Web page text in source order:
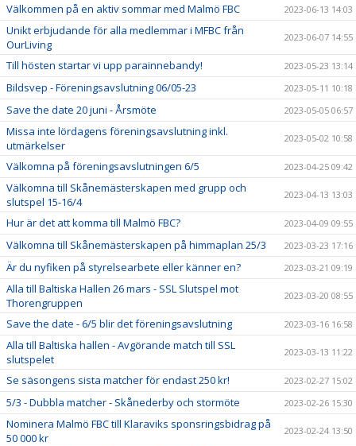
Välkommen på en aktiv sommar med Malmö FBC 2023-06-13 14:03
Unikt erbjudande för alla medlemmar i MFBC från
OurLiving
2023-06-07 14:55
Till hösten startar vi upp parainnebandy! 2023-05-23 13:14
Bildsvep - Föreningsavslutning 06/05-23 2023-05-11 10:18
Save the date 20 juni - Årsmöte 2023-05-05 06:57
Missa inte lördagens föreningsavslutning inkl.
utmärkelser
2023-05-02 10:58
Välkomna på föreningsavslutningen 6/5 2023-04-25 09:42
Välkomna till Skånemästerskapen med grupp och
slutspel 15-16/4
2023-04-13 13:03
Hur är det att komma till Malmö FBC? 2023-04-09 09:55
Välkomna till Skånemästerskapen på himmaplan 25/3 2023-03-23 17:16
Är du nyfiken på styrelsearbete eller känner en? 2023-03-21 09:19
Alla till Baltiska Hallen 26 mars - SSL Slutspel mot
Thorengruppen
2023-03-20 08:55
Save the date - 6/5 blir det föreningsavslutning 2023-03-16 16:58
Alla till Baltiska hallen - Avgörande match till SSL
slutspelet
2023-03-13 11:22
Se säsongens sista matcher för endast 250 kr! 2023-02-27 15:02
5/3 - Dubbla matcher - Skånederby och stormöte 2023-02-26 15:30
Nominera Malmö FBC till Klaraviks sponsringsbidrag på
50 000 kr
2023-02-24 13:50